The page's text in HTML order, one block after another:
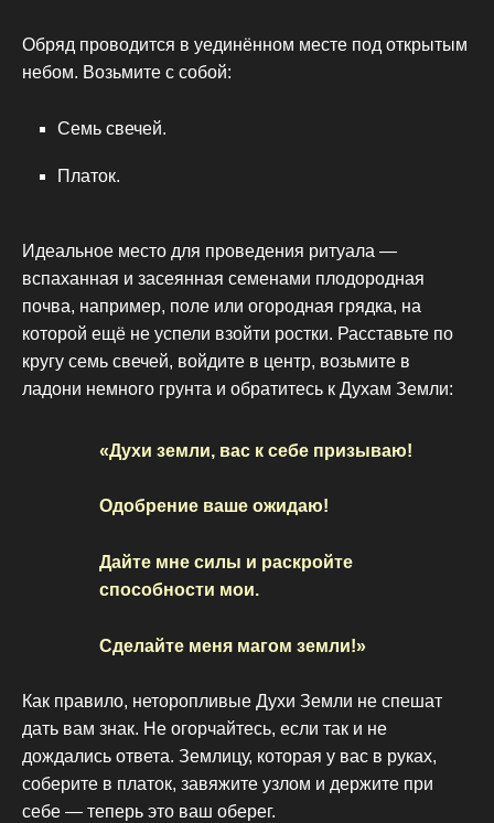
Обряд проводится в уединённом месте под открытым
небом. Возьмите с собой:
Семь свечей.
Платок.
Идеальное место для проведения ритуала —
вспаханная и засеянная семенами плодородная
почва, например, поле или огородная грядка, на
которой ещё не успели взойти ростки. Расставьте по
кругу семь свечей, войдите в центр, возьмите в
ладони немного грунта и обратитесь к Духам Земли:
«Духи земли, вас к себе призываю!
Одобрение ваше ожидаю!
Дайте мне силы и раскройте
способности мои.
Сделайте меня магом земли!»
Как правило, неторопливые Духи Земли не спешат
дать вам знак. Не огорчайтесь, если так и не
дождались ответа. Землицу, которая у вас в руках,
соберите в платок, завяжите узлом и держите при
себе — теперь это ваш оберег.